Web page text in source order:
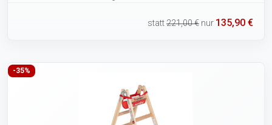
statt221,00 € nur 135,90 €
-35%